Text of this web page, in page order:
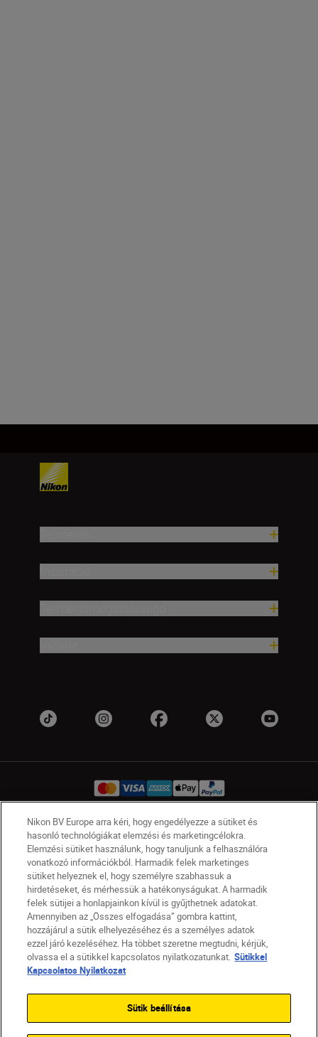
HU Nikon Sites
Lépjen kapcsolatba velünk
Adatvédelmi nyilatkozat
Jogi nyilatkozat
Nikon Store szerződési feltételek
Sütikkel kapcsolatos nyilatkozat
Akadálymentesség
Sütikre vonatkozó beállítások
© 2026 Nikon
Nikon BV Europe arra kéri, hogy engedélyezze a sütiket és
hasonló technológiákat elemzési és marketingcélokra.
Elemzési sütiket használunk, hogy tanuljunk a felhasználóra
vonatkozó információkból. Harmadik felek marketinges
sütiket helyeznek el, hogy személyre szabhassuk a
hirdetéseket, és mérhessük a hatékonyságukat. A harmadik
felek sütijei a honlapjainkon kívül is gyűjthetnek adatokat.
Amennyiben az „Összes elfogadása” gombra kattint,
hozzájárul a sütik elhelyezéséhez és a személyes adatok
ezzel járó kezeléséhez. Ha többet szeretne megtudni, kérjük,
olvassa el a sütikkel kapcsolatos nyilatkozatunkat. Sütikkel
Kapcsolatos Nyilatkozat
Sütik beállítása